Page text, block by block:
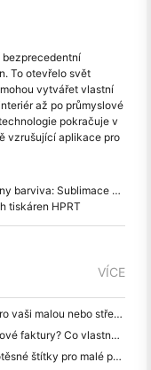
To otevřelo svět
vytvářet vlastní
až po průmyslové
pokračuje v
vzrušující aplikace pro
Sublimace vs sítotisk
tiskáren HPRT
VÍCE
Jak si vybrat správný restaurační software pro vaši malou nebo střední restauraci
Potřebujete přenosnou tiskárnu A4 pro skladové faktury? Co vlastně funguje
Může tiskárna tepelných štítků vyrábět vodotěsné štítky pro malé podniky?